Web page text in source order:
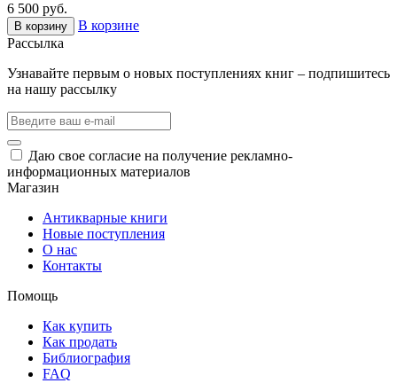
6 500 руб.
В корзину
В корзине
Рассылка
Узнавайте первым о новых поступлениях книг – подпишитесь
на нашу рассылку
Даю свое согласие на получение рекламно-
информационных материалов
Магазин
Антикварные книги
Новые поступления
О нас
Контакты
Помощь
Как купить
Как продать
Библиография
FAQ